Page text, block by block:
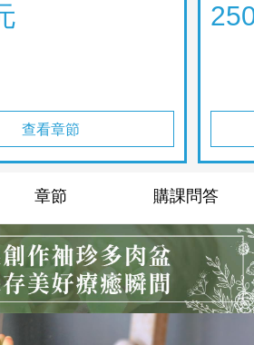
查看章節
章節 購課問答